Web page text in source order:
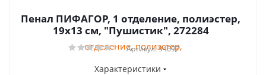
Пенал ПИФАГОР, 1 отделение, полиэстер,
19х13 см, "Пушистик", 272284
Артикул: 94697
Характеристики